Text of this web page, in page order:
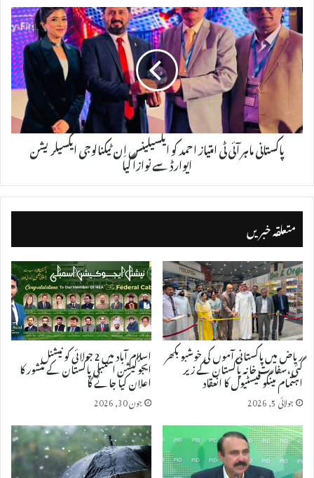
پاکستانی ماہر آئی ٹی امتیاز احمد کو ایکسیلینس اِن ٹیکنالوجی ایکسیلریشن
ایوارڈ سے نوازا گیا
متعلقہ خبریں
ریاض میں پاکستانی آموں کی خوشبو بکھر
گئی، سفارت خانہ پاکستان کے زیر
اہتمام مینگو فیسٹیول کا انعقاد
جولائی 5, 2026
اسلام آباد میں 2 جولائی کو نیشنل
ایجوکیشن اسمبلی پاکستان کے منشور کا
اعلان کیا جائے گا
جون 30, 2026